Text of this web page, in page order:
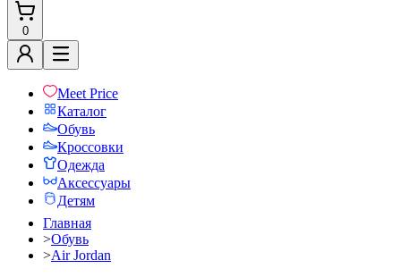
0
Meet Price
Каталог
Обувь
Кроссовки
Одежда
Аксессуары
Детям
Главная
>Обувь
>Air Jordan